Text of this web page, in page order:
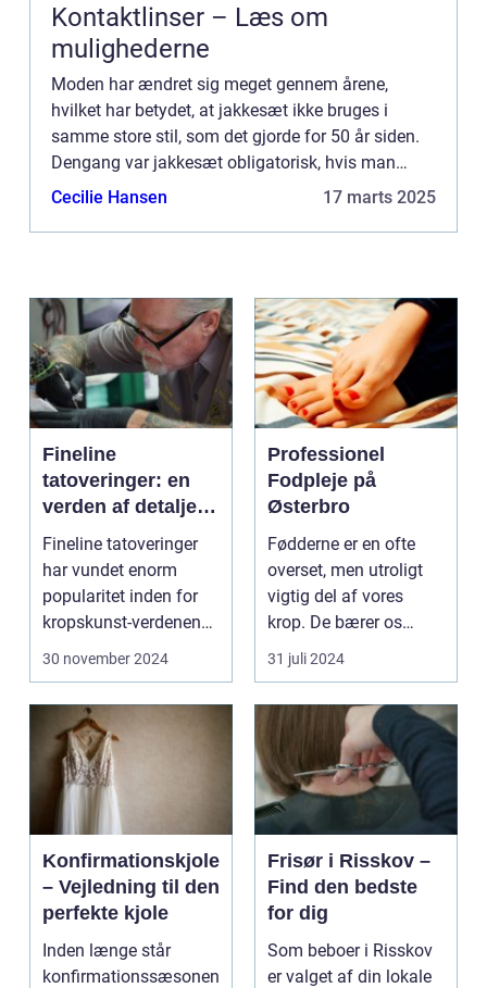
Kontaktlinser – Læs om
mulighederne
Moden har ændret sig meget gennem årene,
hvilket har betydet, at jakkesæt ikke bruges i
samme store stil, som det gjorde for 50 år siden.
Dengang var jakkesæt obligatorisk, hvis man
ønskede en højere stilli...
Cecilie Hansen 17 marts 2025
Fineline
tatoveringer: en
verden af detaljer
og elegance
Fineline tatoveringer
har vundet enorm
popularitet inden for
kropskunst-verdenen
de seneste år...
30 november 2024
Professionel
Fodpleje på
Østerbro
Fødderne er en ofte
overset, men utroligt
vigtig del af vores
krop. De bærer os
gennem ...
31 juli 2024
Konfirmationskjole
– Vejledning til den
perfekte kjole
Inden længe står
konfirmationssæsonen
Frisør i Risskov –
Find den bedste
for dig
Som beboer i Risskov
er valget af din lokale